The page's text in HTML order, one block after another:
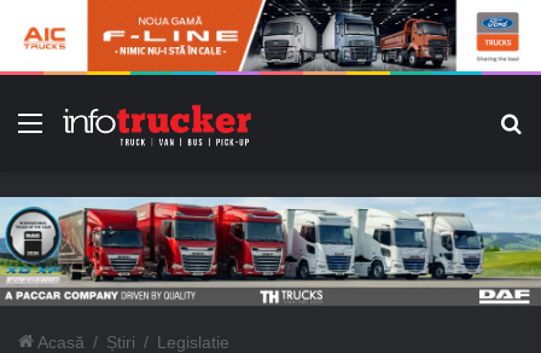
Meniu
Acasă / Știri / Legislatie